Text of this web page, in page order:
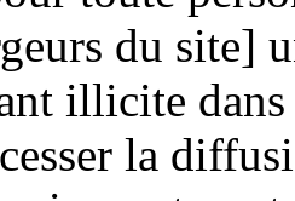
du site]
illicite
la